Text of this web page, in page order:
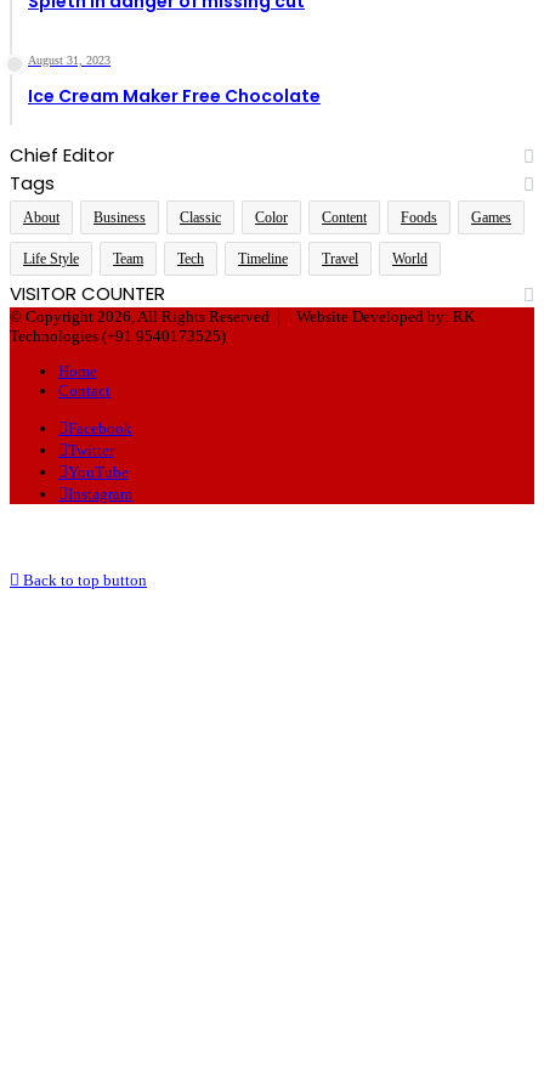
August 31, 2023
Ice Cream Maker Free Chocolate
Chief Editor
Tags
About Business Classic Color Content Foods Games
Life Style Team Tech Timeline Travel World
VISITOR COUNTER
© Copyright 2026, All Rights Reserved |
Website Developed by: RK
Technologies (+91 9540173525)
Home
Contact
Facebook
Twitter
YouTube
Instagram
Back to top button